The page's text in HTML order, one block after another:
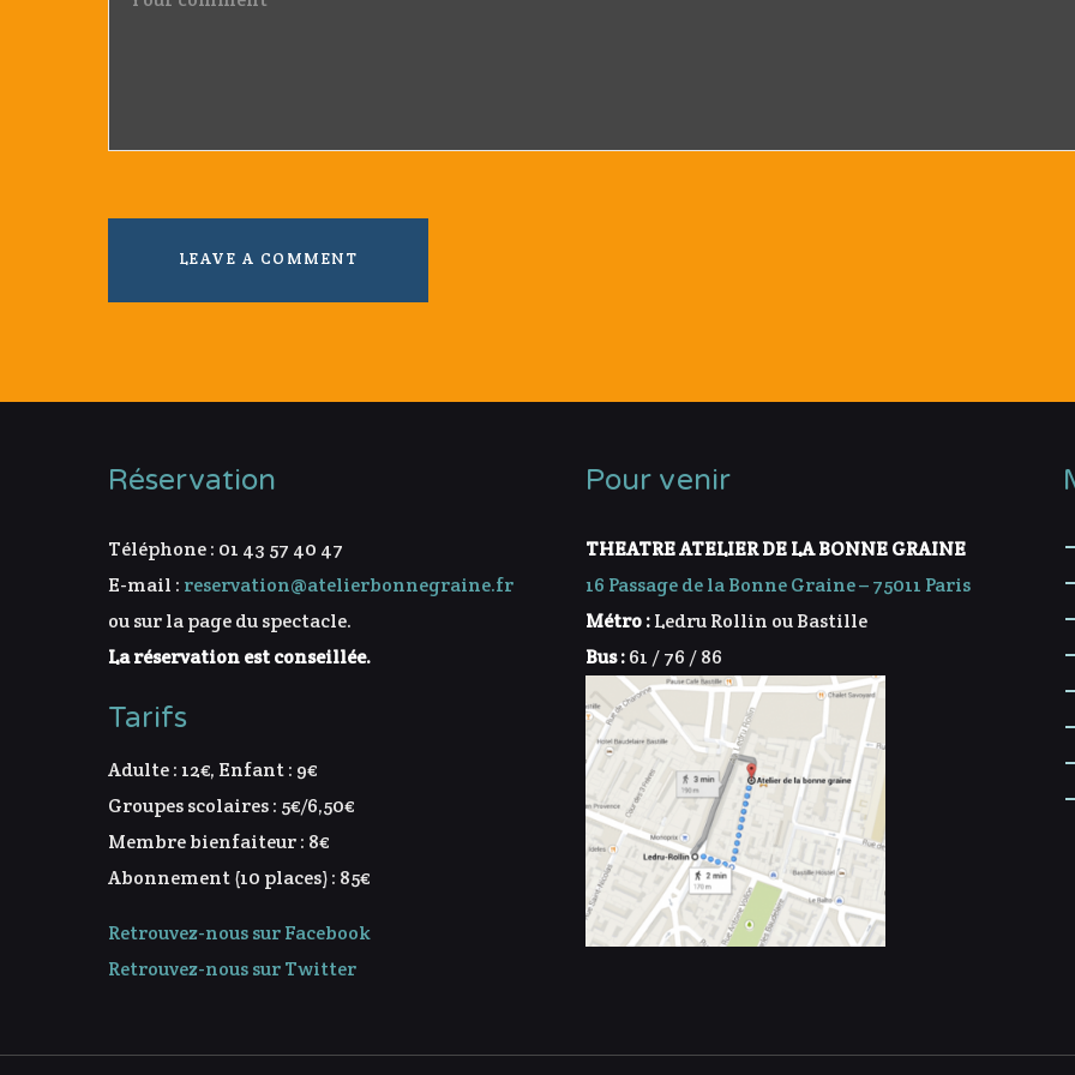
Réservation
Téléphone : 01 43 57 40 47
E-mail : reservation@atelierbonnegraine.fr
ou sur la page du spectacle.
La réservation est conseillée.
Tarifs
Adulte : 12€, Enfant : 9€
Groupes scolaires : 5€/6,50€
Membre bienfaiteur : 8€
Abonnement (10 places) : 85€
Retrouvez-nous sur Facebook
Retrouvez-nous sur Twitter
Pour venir
THEATRE ATELIER DE LA BONNE GRAINE
16 Passage de la Bonne Graine – 75011 Paris
Métro :Ledru Rollin ou Bastille
Bus :61 / 76 / 86